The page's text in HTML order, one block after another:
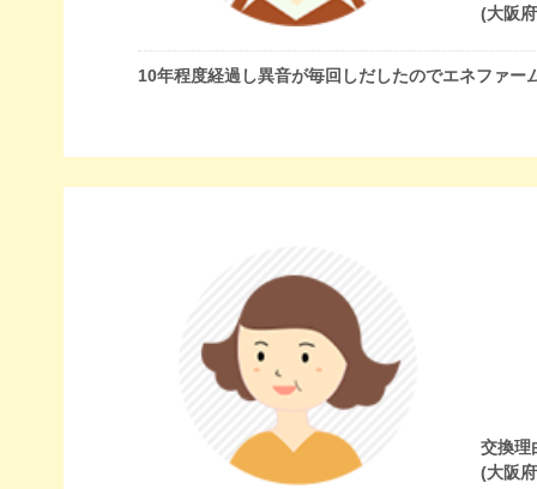
(大阪
10年程度経過し異音が毎回しだしたのでエネファー
交換理
(大阪